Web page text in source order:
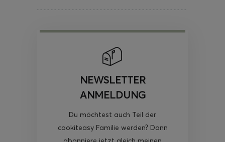
NEWSLETTER
ANMELDUNG
Du möchtest auch Teil der
cookiteasy Familie werden? Dann